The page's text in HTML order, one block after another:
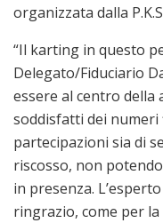
organizzata dalla
“Il karting in questo
Delegato/Fiduciario
essere al centro della
soddisfatti dei numeri
partecipazioni sia di
riscosso, non
in presenza.
ringrazio, come per